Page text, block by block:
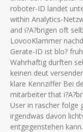
roboter-ID landet
within Analytics-
and i?A?brigen oft
LovooKlammer
Gerate-ID ist blo?
Wahrhaftig durften
keinen deut
klare Kennziffer Bei
mitarbeiter that
User in rascher folge
irgendwas davon
entgegenstehen kann.